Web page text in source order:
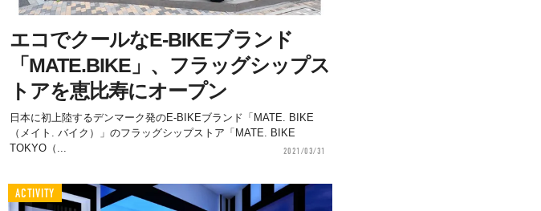
エコでクールなE-BIKEブランド
「MATE.BIKE」、フラッグシップス
トアを恵比寿にオープン
日本に初上陸するデンマーク発のE-BIKEブランド「MATE. BIKE
（メイト. バイク）」のフラッグシップストア「MATE. BIKE
TOKYO（...
2021/03/31
ACTIVITY